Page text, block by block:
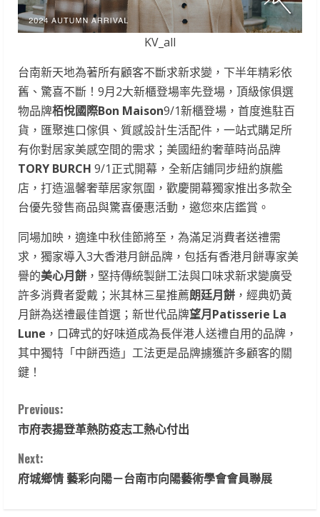
KV_all
台南新天地為著所有顧客不斷求新求變，下半年精彩依
舊、驚喜不斷！9月2大新櫃登場率先登場，頂級傢俱選
物品牌栢悅國際Bon Maison9/1新櫃登場，首度進駐百
貨，匯聚進口傢俱、質感設計生活配件，一站式購足所
有你對居家美感空間的需求；美國紐約奢華時尚品牌
TORY BURCH 9/1正式開幕，全新店鋪同步紐約旗艦
店，打造溫馨奢華居家氛圍，歡慶開幕獨家推出多款全
台優先發售商品與驚喜優惠活動，邀您來店鑑賞。
同場加映，適逢中秋佳節將至，為滿足消費者送禮需
求，獨家導入3大香港月餅品牌，包括有香港月餅專家美
譽的美心月餅 ，堅持傳統製餅工法與口味求新求變廣受
許多消費者愛戴；米其林三星推薦朗廷月餅 ，經典奶黃
月餅為送禮最佳首選；新世代品牌望月Patisserie La
Lune ，口碑式的好味道成為長伴港人送禮自用的品牌，
其中獨特「中餅西造」工法更是品牌擄獲許多顧客的關
鍵！
C
o
n
Previous:
市府表揚登革熱防疫志工熱心付出
Next:
府城鄉情 藝彩向陽－台南市向陽藝術學會會員聯展